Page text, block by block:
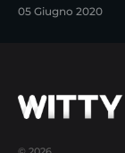
05 Giugno 2020